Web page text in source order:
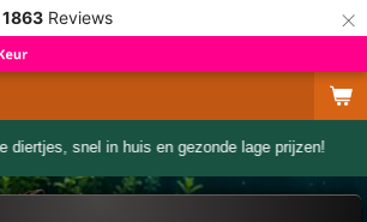
1863 Reviews ×
diertjes, snel in huis en gezonde lage prijzen!